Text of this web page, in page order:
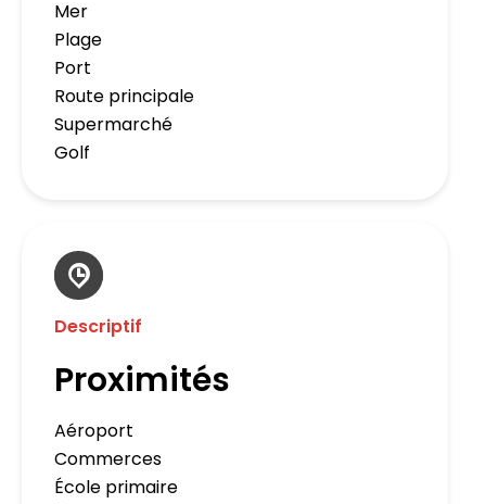
Mer
Plage
Port
Route principale
Supermarché
Golf
Descriptif
Proximités
Aéroport
Commerces
École primaire